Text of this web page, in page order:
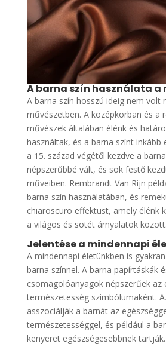
A barna szín használata a
A barna szín hosszú ideig nem volt
művészetben. A középkorban és a
művészek általában élénk és
használtak, és a barna színt inkább
a 15. század végétől kezdve a
népszerűbbé vált, és sok festő
műveiben. Rembrandt Van Rijn
barna szín használatában, és
chiaroscuro effektust, amely élénk
a világos és sötét árnyalatok között.
Jelentése a mindennapi
A mindennapi életünkben is
barna színnel. A barna papírtáskák
csomagolóanyagok népszerűek az
természetesség szimbólumaként.
asszociálják a barnát az
természetességgel, és például a
kenyeret egészségesebbnek tartják.